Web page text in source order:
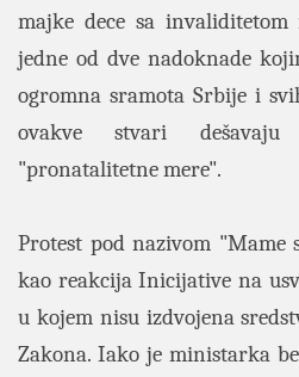
majke dece sa
jedne od dve nadoknade
ogromna sramota Srbije i
ovakve stvari
"pronatalitetne mere".
Protest pod nazivom "Mame
kao reakcija Inicijative na
u kojem nisu izdvojena
Zakona. Iako je ministarka